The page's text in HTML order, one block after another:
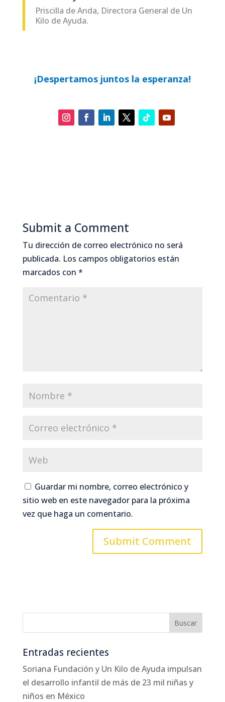
Priscilla de Anda, Directora General de Un
Kilo de Ayuda.
¡Despertamos juntos la esperanza!
Submit a Comment
Tu dirección de correo electrónico no será
publicada. Los campos obligatorios están
marcados con *
Guardar mi nombre, correo electrónico y
sitio web en este navegador para la próxima
vez que haga un comentario.
Entradas recientes
Soriana Fundación y Un Kilo de Ayuda impulsan
el desarrollo infantil de más de 23 mil niñas y
niños en México